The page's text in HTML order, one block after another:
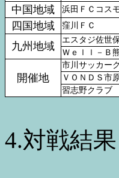
中国地域 浜田ＦＣコス
四国地域 窪川ＦＣ
九州地域
エスタジ佐世
Ｗｅｌｌ－Ｂ
開催地
市川サッカー
ＶＯＮＤＳ市
習志野クラブ
4.対戦結果